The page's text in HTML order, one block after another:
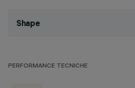
Shape
PERFORMANCE TECNICHE